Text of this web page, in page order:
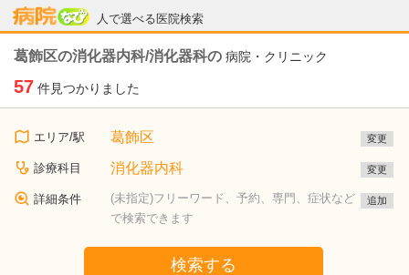
人で選べる医院検索
病院なび
葛飾区の消化器内科/消化器科の 病院・クリニック
57 件見つかりました
エリア/駅 葛飾区 変更
診療科目 消化器内科 変更
詳細条件
(未指定)フリーワード、予約、専門、症状など
で検索できます
追加
検索する